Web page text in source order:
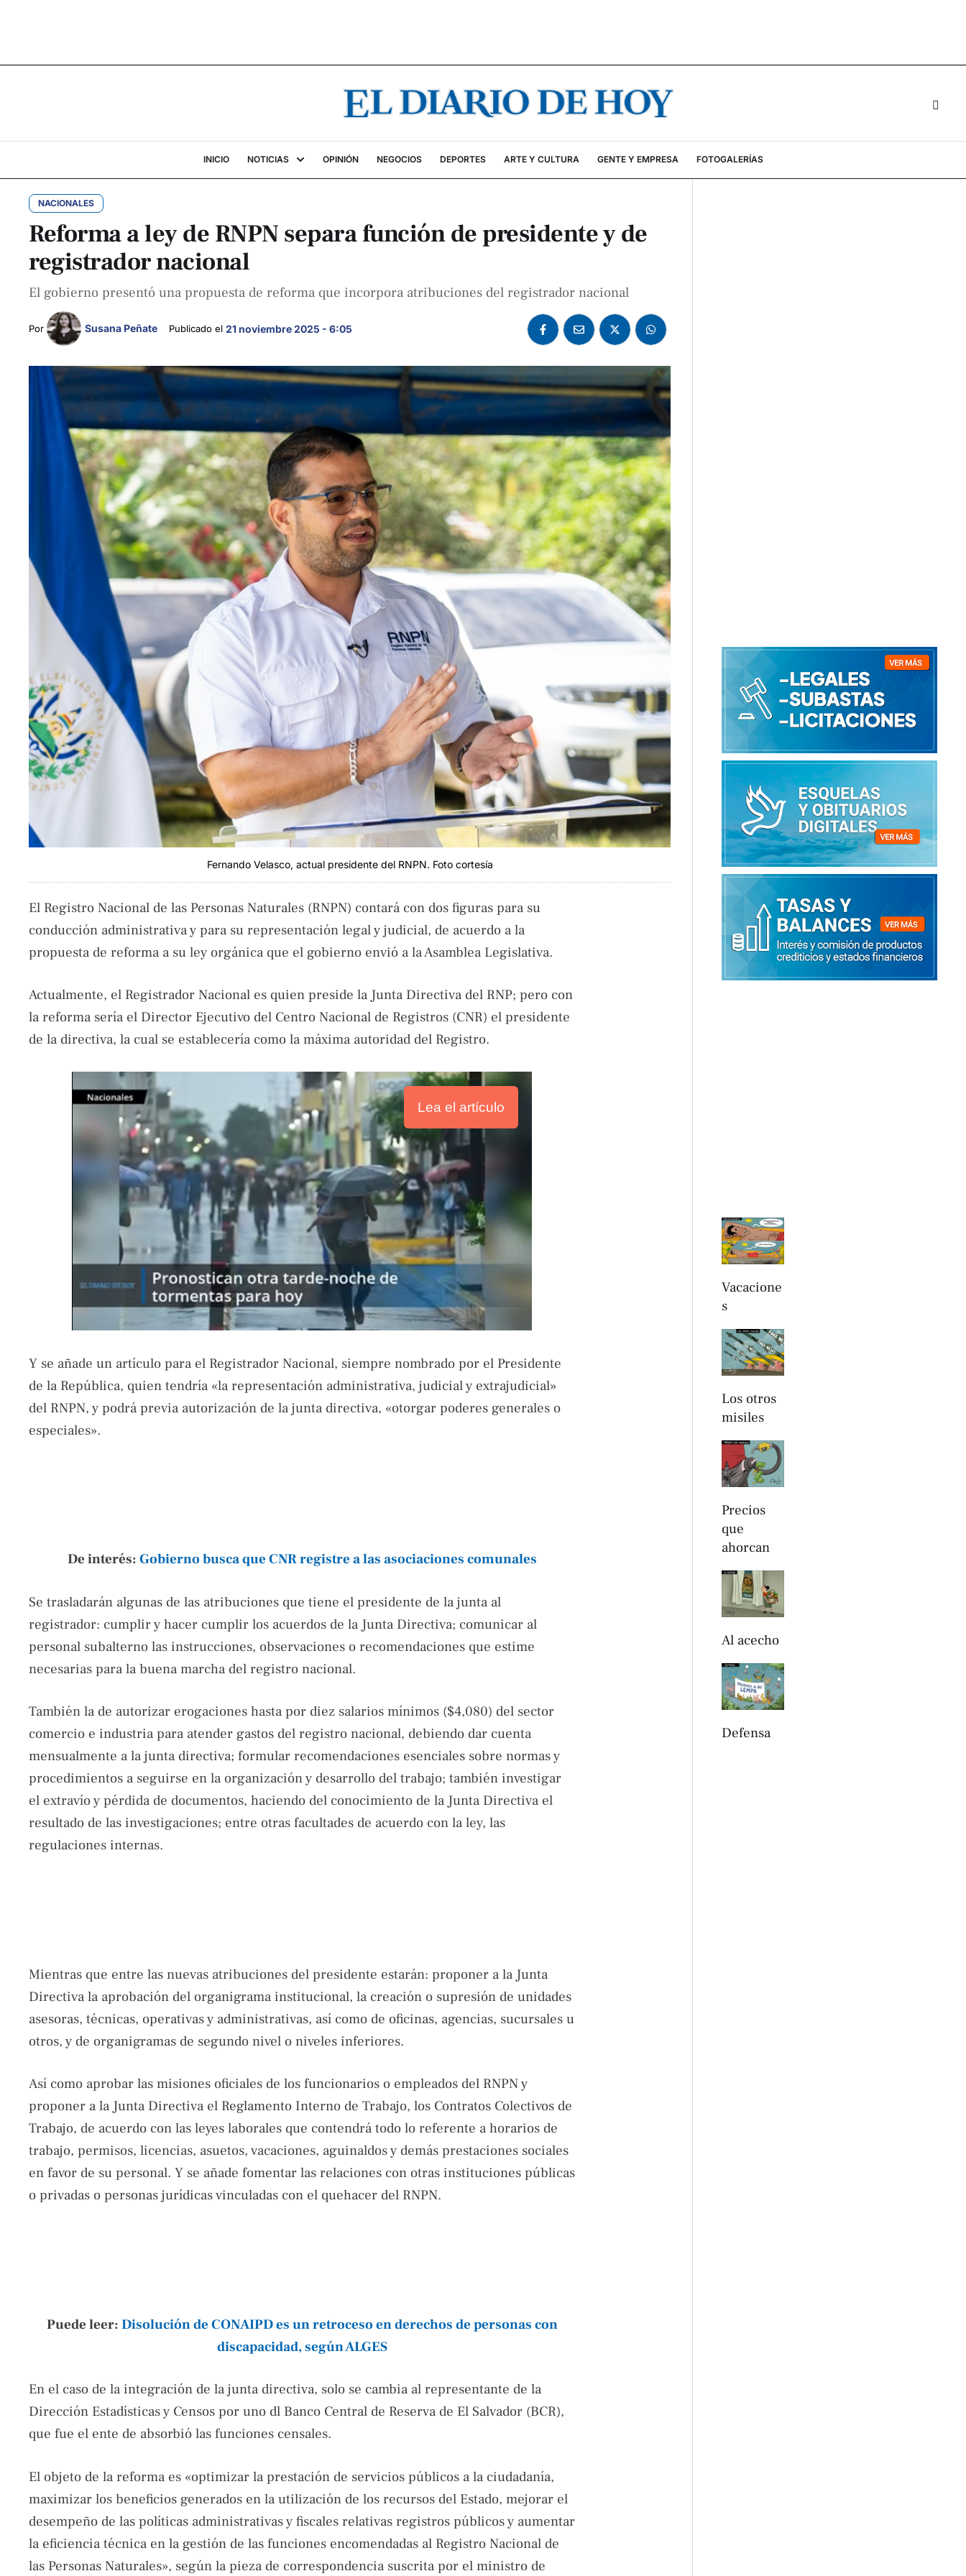
INICIO NOTICIAS OPINIÓN NEGOCIOS DEPORTES ARTE Y CULTURA GENTE Y EMPRESA FOTOGALERÍAS
NACIONALES
Reforma a ley de RNPN separa función de presidente y de
registrador nacional
El gobierno presentó una propuesta de reforma que incorpora atribuciones del registrador nacional
Por Susana Peñate Publicado el 21 noviembre 2025 - 6:05
Fernando Velasco, actual presidente del RNPN. Foto cortesía
El Registro Nacional de las Personas Naturales (RNPN) contará con dos figuras para su
conducción administrativa y para su representación legal y judicial, de acuerdo a la
propuesta de reforma a su ley orgánica que el gobierno envió a la Asamblea Legislativa.
Actualmente, el Registrador Nacional es quien preside la Junta Directiva del RNP; pero con
la reforma sería el Director Ejecutivo del Centro Nacional de Registros (CNR) el presidente
de la directiva, la cual se establecería como la máxima autoridad del Registro.
Lea el artículo
Y se añade un artículo para el Registrador Nacional, siempre nombrado por el Presidente
de la República, quien tendría «la representación administrativa, judicial y extrajudicial»
del RNPN, y podrá previa autorización de la junta directiva, «otorgar poderes generales o
especiales».
De interés: Gobierno busca que CNR registre a las asociaciones comunales
Se trasladarán algunas de las atribuciones que tiene el presidente de la junta al
registrador: cumplir y hacer cumplir los acuerdos de la Junta Directiva; comunicar al
personal subalterno las instrucciones, observaciones o recomendaciones que estime
necesarias para la buena marcha del registro nacional.
También la de autorizar erogaciones hasta por diez salarios mínimos ($4,080) del sector
comercio e industria para atender gastos del registro nacional, debiendo dar cuenta
mensualmente a la junta directiva; formular recomendaciones esenciales sobre normas y
procedimientos a seguirse en la organización y desarrollo del trabajo; también investigar
el extravío y pérdida de documentos, haciendo del conocimiento de la Junta Directiva el
resultado de las investigaciones; entre otras facultades de acuerdo con la ley, las
regulaciones internas.
Mientras que entre las nuevas atribuciones del presidente estarán: proponer a la Junta
Directiva la aprobación del organigrama institucional, la creación o supresión de unidades
asesoras, técnicas, operativas y administrativas, así como de oficinas, agencias, sucursales u
otros, y de organigramas de segundo nivel o niveles inferiores.
Así como aprobar las misiones oficiales de los funcionarios o empleados del RNPN y
proponer a la Junta Directiva el Reglamento Interno de Trabajo, los Contratos Colectivos de
Trabajo, de acuerdo con las leyes laborales que contendrá todo lo referente a horarios de
trabajo, permisos, licencias, asuetos, vacaciones, aguinaldos y demás prestaciones sociales
en favor de su personal. Y se añade fomentar las relaciones con otras instituciones públicas
o privadas o personas jurídicas vinculadas con el quehacer del RNPN.
Puede leer: Disolución de CONAIPD es un retroceso en derechos de personas con
discapacidad, según ALGES
En el caso de la integración de la junta directiva, solo se cambia al representante de la
Dirección Estadísticas y Censos por uno dl Banco Central de Reserva de El Salvador (BCR),
que fue el ente de absorbió las funciones censales.
El objeto de la reforma es «optimizar la prestación de servicios públicos a la ciudadanía,
maximizar los beneficios generados en la utilización de los recursos del Estado, mejorar el
desempeño de las políticas administrativas y fiscales relativas registros públicos y aumentar
la eficiencia técnica en la gestión de las funciones encomendadas al Registro Nacional de
las Personas Naturales», según la pieza de correspondencia suscrita por el ministro de
Vacacione
s
Los otros
misiles
Precios
que
ahorcan
Al acecho
Defensa